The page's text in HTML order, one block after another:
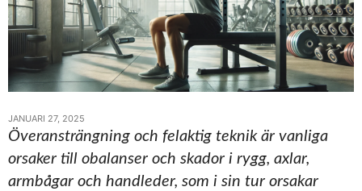
JANUARI 27, 2025
Överansträngning och felaktig teknik är vanliga
orsaker till obalanser och skador i rygg, axlar,
armbågar och handleder, som i sin tur orsakar